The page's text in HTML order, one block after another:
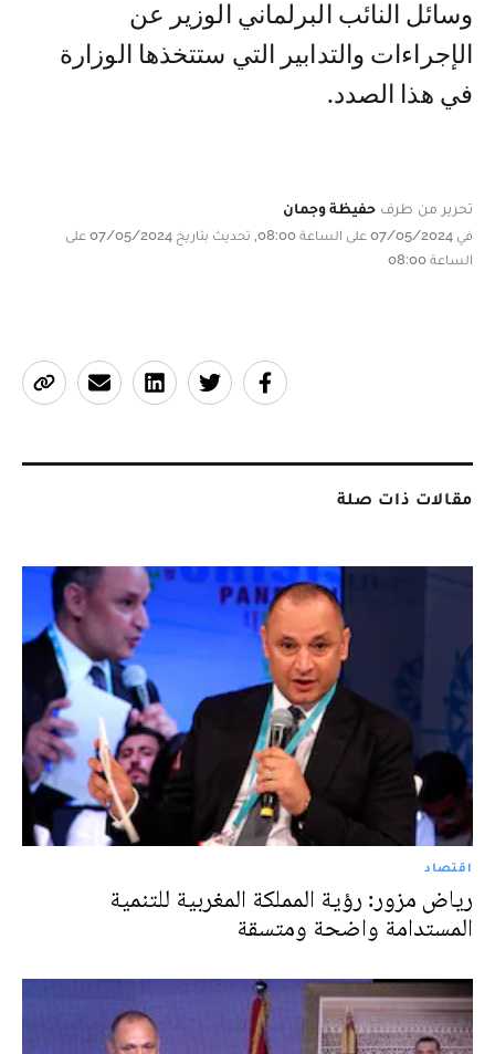
وسائل النائب البرلماني الوزير عن
الإجراءات والتدابير التي ستتخذها الوزارة
في هذا الصدد.
تحرير من طرف حفيظة وجمان
في 07/05/2024 على الساعة 08:00, تحديث بتاريخ 07/05/2024 على
الساعة 08:00
مقالات ذات صلة
اقتصاد
رياض مزور: رؤية المملكة المغربية للتنمية
المستدامة واضحة ومتسقة